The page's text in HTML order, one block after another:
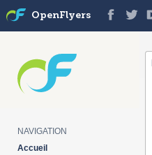
OpenFlyers
NAVIGATION
Accueil